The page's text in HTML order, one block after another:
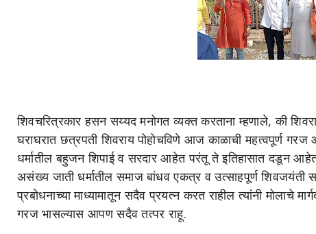
शिवचरित्रकार हसन सय्यद मनोगत व्यक्त करताना म्हणाले, की
घराघरात छत्रपती शिवराय पोहोचविणे आज काळाची महत्वपूर्ण
धर्मातील बहुजन शिपाई व सरदार आहेत परंतू ते इतिहासात दडून
असंख्य जाती धर्मातील समाज बांधव एकत्र व उत्साहपूर्ण शिवजयंती
प्रबोधनाच्या माध्यामातून सदैव प्रयत्न करत राहील त्यांनी मोलाचे
गरज भासल्यास आपण सदैव तत्पर राहू.